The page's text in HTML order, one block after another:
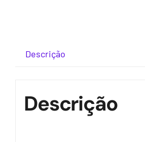
Descrição
Descrição